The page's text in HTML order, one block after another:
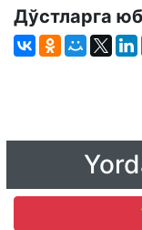
Дўстларга